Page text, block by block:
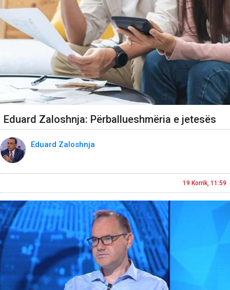
Eduard Zaloshnja: Përballueshmëria e jetesës
Eduard Zaloshnja
19 Korrik, 11:59